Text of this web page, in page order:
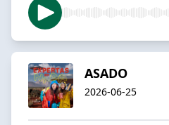
ASADO
2026-06-25